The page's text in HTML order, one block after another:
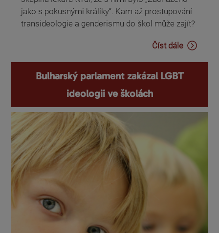
jako s pokusnými králíky“. Kam až prostupování
transideologie a genderismu do škol může zajít?
Číst dále
Bulharský parlament zakázal LGBT
ideologii ve školách